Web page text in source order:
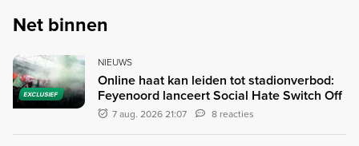
Net binnen
EXCLUSIEF
NIEUWS
Online haat kan leiden tot stadionverbod:
Feyenoord lanceert Social Hate Switch Off
7 aug. 2026 21:07 8 reacties